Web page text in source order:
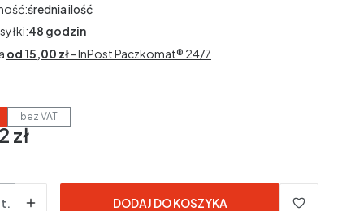
średnia ilość
48 godzin
od 15,00 zł- InPost Paczkomat® 24/7
bez VAT
zł
VAT
DODAJ DO KOSZYKA